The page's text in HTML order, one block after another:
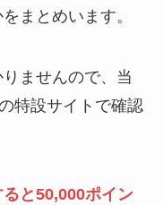
まとめいます。
ませんので、当
特設サイトで確認
と50,000ポイン